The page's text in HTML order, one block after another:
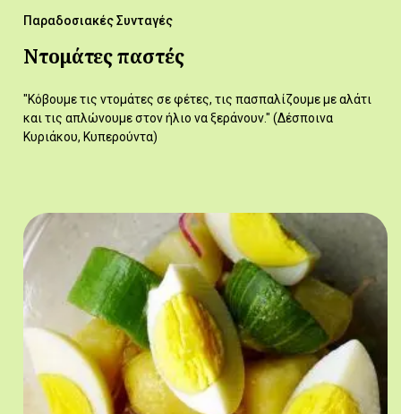
Παραδοσιακές Συνταγές
Ντομάτες παστές
"Κόβουμε τις ντομάτες σε φέτες, τις πασπαλίζουμε με αλάτι
και τις απλώνουμε στον ήλιο να ξεράνουν." (Δέσποινα
Κυριάκου, Κυπερούντα)